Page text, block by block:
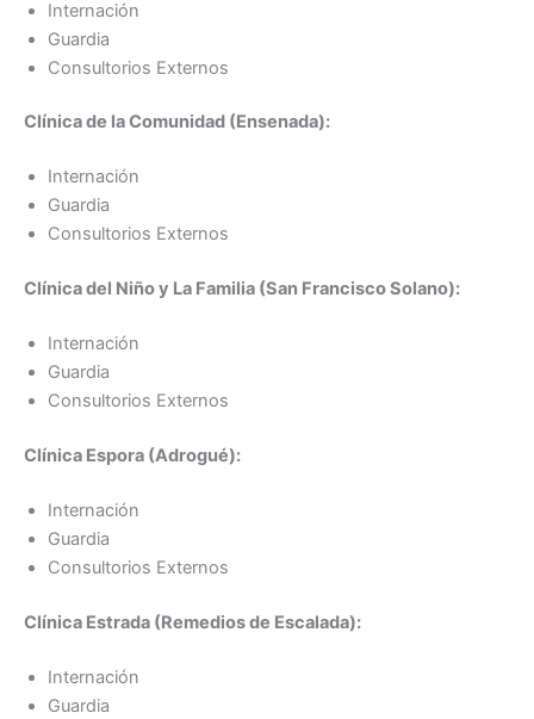
Internación
Guardia
Consultorios Externos
Clínica de la Comunidad (Ensenada):
Internación
Guardia
Consultorios Externos
Clínica del Niño y La Familia (San Francisco Solano):
Internación
Guardia
Consultorios Externos
Clínica Espora (Adrogué):
Internación
Guardia
Consultorios Externos
Clínica Estrada (Remedios de Escalada):
Internación
Guardia